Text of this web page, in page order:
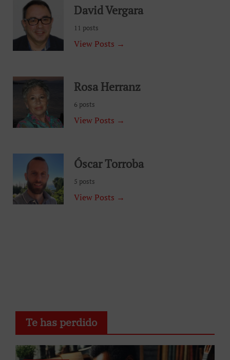
David Vergara
11 posts
View Posts →
Rosa Herranz
6 posts
View Posts →
Óscar Torroba
5 posts
View Posts →
Te has perdido